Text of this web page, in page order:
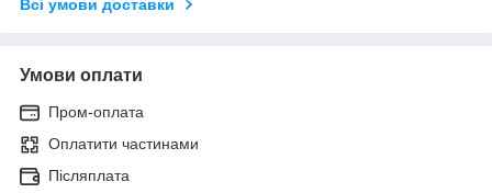
Всі умови доставки
Умови оплати
Пром-оплата
Оплатити частинами
Післяплата